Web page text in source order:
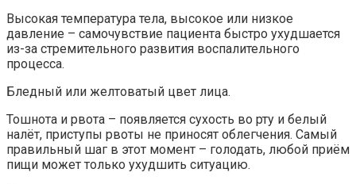
Высокая температура тела, высокое или низкое
давление – самочувствие пациента быстро ухудшается
из-за стремительного развития воспалительного
процесса.
Бледный или желтоватый цвет лица.
Тошнота и рвота – появляется сухость во рту и белый
налёт, приступы рвоты не приносят облегчения. Самый
правильный шаг в этот момент – голодать, любой приём
пищи может только ухудшить ситуацию.